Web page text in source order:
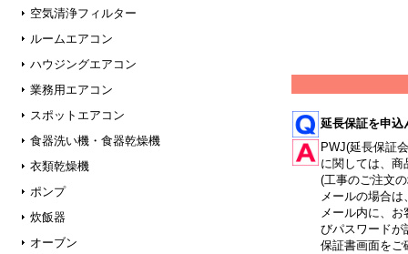
空気清浄フィルター
ルームエアコン
ハウジングエアコン
業務用エアコン
スポットエアコン
食器洗い機・食器乾燥機
衣類乾燥機
ポンプ
炊飯器
オーブン
延長保証を申込
PWJ(延長保証
に関しては、商
(工事のご注文
メールの場合
メール内に、
びパスワードが
保証書画面をご